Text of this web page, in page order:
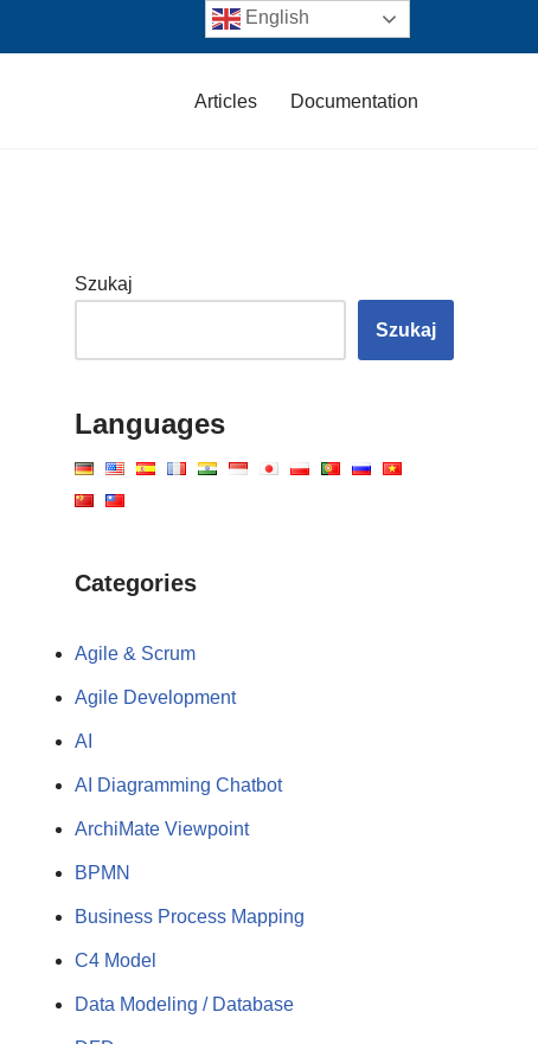
Articles Documentation
Szukaj
Szukaj
Languages
Categories
Agile & Scrum
Agile Development
AI
AI Diagramming Chatbot
ArchiMate Viewpoint
BPMN
Business Process Mapping
C4 Model
Data Modeling / Database
English